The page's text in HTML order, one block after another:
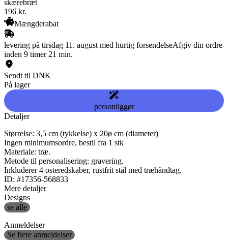
skærebræt
196 kr.
Mængderabat
levering på tirsdag 11. august med hurtig forsendelseAfgiv din ordre
inden 9 timer 21 min.
Sendt til DNK
På lager
personliggør
Detaljer
Størrelse: 3,5 cm (tykkelse) x 20ø cm (diameter)
Ingen minimumsordre, bestil fra 1 stk
Materiale: træ.
Metode til personalisering: gravering.
Inkluderer 4 osteredskaber, rustfrit stål med træhåndtag.
ID: #17356-568833
Mere detaljer
Designs
se alle
Anmeldelser
Se flere anmeldelser